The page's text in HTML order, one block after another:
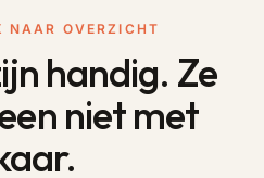
NAAR OVERZICHT
handig. Ze
niet met